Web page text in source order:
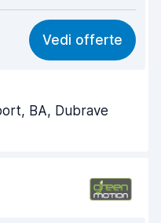
8,1
8,2
8,2
Vedi offerte
BA, Dubrave